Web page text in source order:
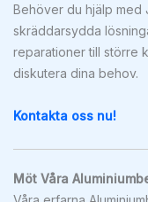
Behöver du hjälp med
skräddarsydda
reparationer till större
diskutera dina behov.
Kontakta oss nu!
Möt Våra